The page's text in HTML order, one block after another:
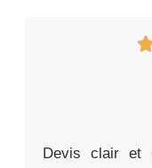
Devis clair et